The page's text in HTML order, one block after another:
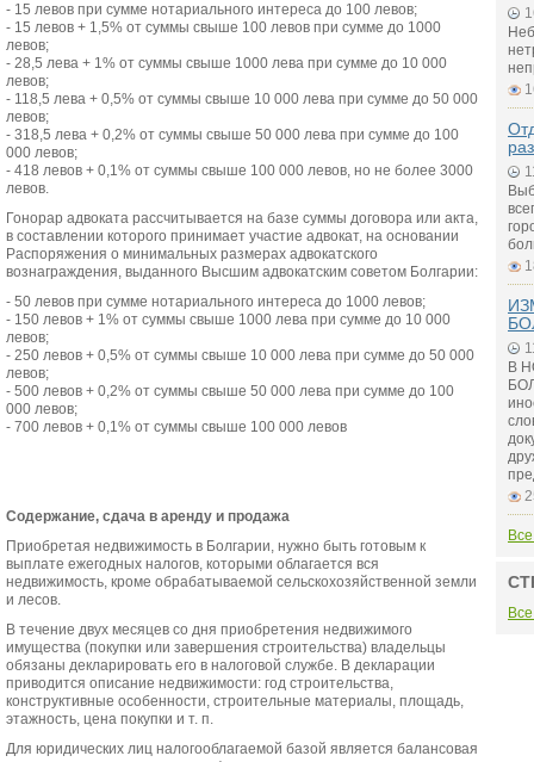
- 15 левов при сумме нотариального интереса до 100 левов;
- 15 левов + 1,5% от суммы свыше 100 левов при сумме до 1000
левов;
- 28,5 лева + 1% от суммы свыше 1000 лева при сумме до 10 000
левов;
- 118,5 лева + 0,5% от суммы свыше 10 000 лева при сумме до 50 000
левов;
- 318,5 лева + 0,2% от суммы свыше 50 000 лева при сумме до 100
000 левов;
- 418 левов + 0,1% от суммы свыше 100 000 левов, но не более 3000
левов.
Гонорар адвоката рассчитывается на базе суммы договора или акта,
в составлении которого принимает участие адвокат, на основании
Распоряжения о минимальных размерах адвокатского
вознаграждения, выданного Высшим адвокатским советом Болгарии:
- 50 левов при сумме нотариального интереса до 1000 левов;
- 150 левов + 1% от суммы свыше 1000 лева при сумме до 10 000
левов;
- 250 левов + 0,5% от суммы свыше 10 000 лева при сумме до 50 000
левов;
- 500 левов + 0,2% от суммы свыше 50 000 лева при сумме до 100
000 левов;
- 700 левов + 0,1% от суммы свыше 100 000 левов
Содержание, сдача в аренду и продажа
Приобретая недвижимость в Болгарии, нужно быть готовым к
выплате ежегодных налогов, которыми облагается вся
недвижимость, кроме обрабатываемой сельскохозяйственной земли
и лесов.
В течение двух месяцев со дня приобретения недвижимого
имущества (покупки или завершения строительства) владельцы
обязаны декларировать его в налоговой службе. В декларации
приводится описание недвижимости: год строительства,
конструктивные особенности, строительные материалы, площадь,
этажность, цена покупки и т. п.
Для юридических лиц налогооблагаемой базой является балансовая
В